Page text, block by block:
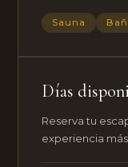
Sauna
Días
Reserva tu
experiencia más